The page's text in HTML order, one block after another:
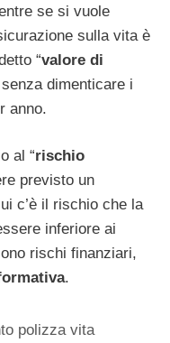
se si vuole
sulla vita è
“valore di
dimenticare i
anno.
al “rischio
previsto un
c’è il rischio che la
inferiore ai
rischi finanziari,
.
polizza vita